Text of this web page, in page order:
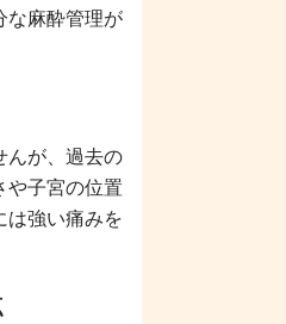
な麻酔管理が
んが、過去の
や子宮の位置
は強い痛みを